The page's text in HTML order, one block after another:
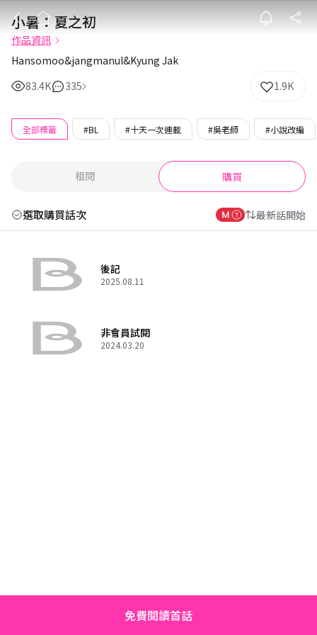
小暑：夏之初
小暑：夏之初
作品資訊
Hansomoo&jangmanul&Kyung Jak
83.4K
335 1.9K
全部標籤 #BL #十天一次連載 #吳老師 #小說改編
租閱 購買
選取購買話次 最新話開始
後記
2025.08.11
非會員試閱
2024.03.20
免費閱讀首話